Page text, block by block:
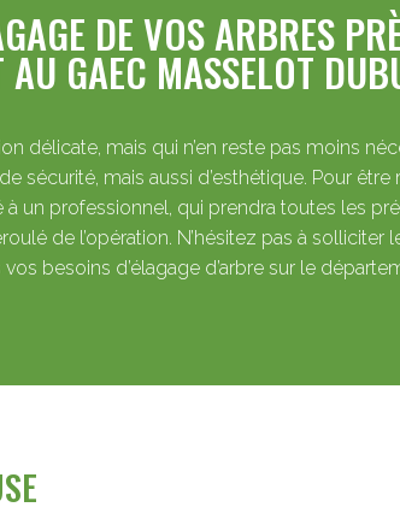
DE VOS ARBRES
GAEC MASSELOT
délicate, mais qui n’en reste pas moins
sécurité, mais aussi d’esthétique. Pour être
à un professionnel, qui prendra toutes les
de l’opération. N’hésitez pas à solliciter
besoins d’élagage d’arbre sur le